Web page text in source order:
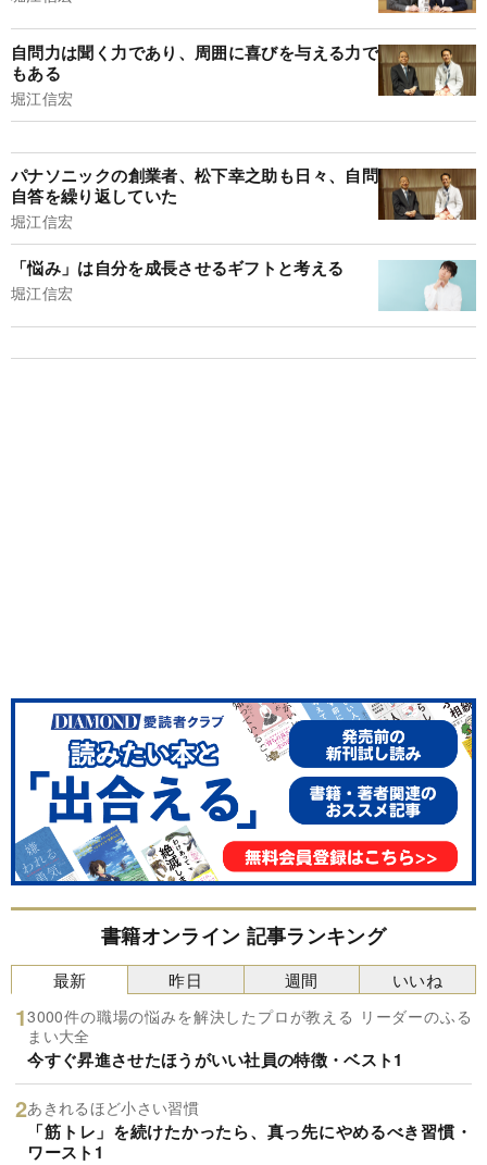
自問力は聞く力であり、周囲に喜びを与える力で
もある
堀江信宏
パナソニックの創業者、松下幸之助も日々、自問
自答を繰り返していた
堀江信宏
「悩み」は自分を成長させるギフトと考える
堀江信宏
書籍オンライン 記事ランキング
最新
3000件の職場の悩みを解決したプロが教える リーダーのふる
まい大全
今すぐ昇進させたほうがいい社員の特徴・ベスト1
あきれるほど小さい習慣
「筋トレ」を続けたかったら、真っ先にやめるべき習慣・
ワースト1
昨日 週間 いいね